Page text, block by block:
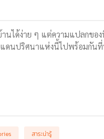
นได้ง่าย ๆ แต่ความแปลกข
ดนปริศนาแห่งนี้ไปพร้อมกัน
สาระน่ารู้